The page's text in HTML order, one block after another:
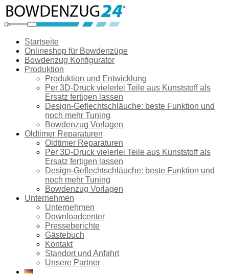
Startseite
Onlineshop für Bowdenzüge
Bowdenzug Konfigurator
Produktion
Produktion und Entwicklung
Per 3D-Druck vielerlei Teile aus Kunststoff als
Ersatz fertigen lassen
Design-Geflechtschläuche: beste Funktion und
noch mehr Tuning
Bowdenzug Vorlagen
Oldtimer Reparaturen
Oldtimer Reparaturen
Per 3D-Druck vielerlei Teile aus Kunststoff als
Ersatz fertigen lassen
Design-Geflechtschläuche: beste Funktion und
noch mehr Tuning
Bowdenzug Vorlagen
Unternehmen
Unternehmen
Downloadcenter
Presseberichte
Gästebuch
Kontakt
Standort und Anfahrt
Unsere Partner